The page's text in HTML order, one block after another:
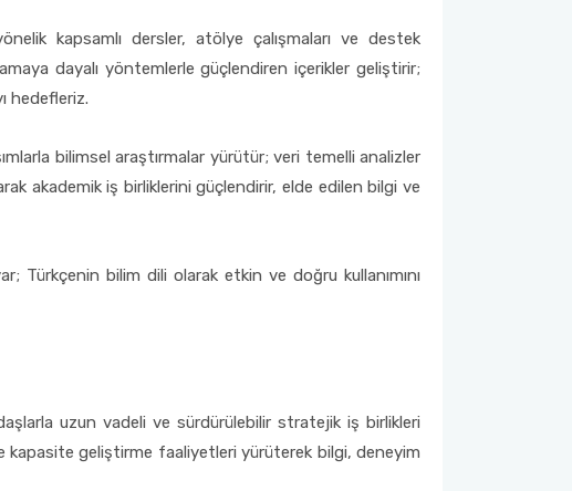
kapsamlı dersler, atölye çalışmaları ve destek
dayalı yöntemlerle güçlendiren içerikler geliştirir;
hedefleriz.
bilimsel araştırmalar yürütür; veri temelli analizler
akademik iş birliklerini güçlendirir, elde edilen bilgi ve
Türkçenin bilim dili olarak etkin ve doğru kullanımını
uzun vadeli ve sürdürülebilir stratejik iş birlikleri
kapasite geliştirme faaliyetleri yürüterek bilgi, deneyim